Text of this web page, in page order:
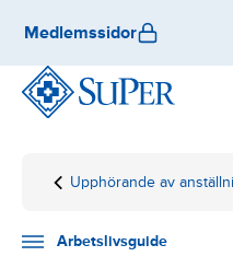
content
Medlemssidor
Hemsida
Arbetslivsguide
Anställningsfrågor
Upphörande av
Uppsägning av
produktionsmässiga
Arbetslivsguide